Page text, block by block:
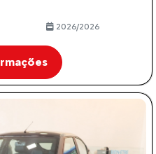
2026/2026